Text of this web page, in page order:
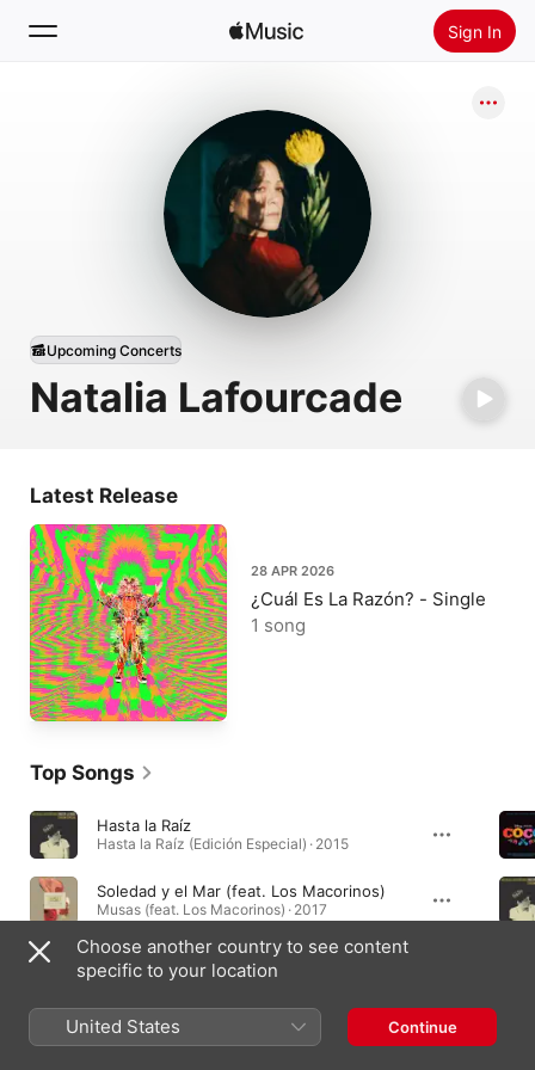
Sign In
Install Apple Music
Natalia Lafourcade
Upcoming Concerts
Latest Release
28 APR 2026
¿Cuál Es La Razón? - Single
1 song
Top Songs
Hasta la Raíz
Hasta la Raíz (Edición Especial) · 2015
Soledad y el Mar (feat. Los Macorinos)
Musas (feat. Los Macorinos) · 2017
Mi manera de querer
De Todas las Flores · 2022
Choose another country to see content
specific to your location
United States Continue